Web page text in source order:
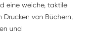
eine weiche, taktile
von Büchern,
und